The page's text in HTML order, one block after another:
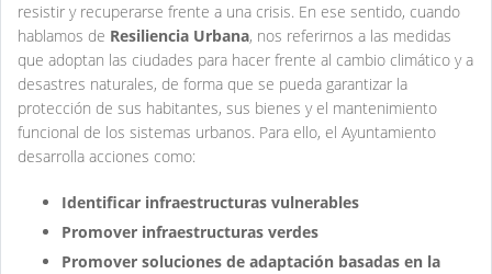
resistir y recuperarse frente a una crisis. En ese sentido, cuando
hablamos de Resiliencia Urbana, nos referirnos a las medidas
que adoptan las ciudades para hacer frente al cambio climático y a
desastres naturales, de forma que se pueda garantizar la
protección de sus habitantes, sus bienes y el mantenimiento
funcional de los sistemas urbanos. Para ello, el Ayuntamiento
desarrolla acciones como:
Identificar infraestructuras vulnerables
Promover infraestructuras verdes
Promover soluciones de adaptación basadas en la